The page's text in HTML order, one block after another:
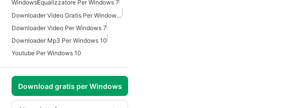
WindowsEqualizzatore Per Windows 7
Downloader Video Gratis Per Windows 7
Downloader Video Per Windows 7
Downloader Mp3 Per Windows 10
Youtube Per Windows 10
Download gratis per Windows